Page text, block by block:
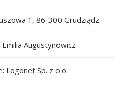
1, 86-300 Grudziądz
Emilia Augustynowicz
Logonet Sp. z o.o.